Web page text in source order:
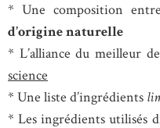
* Une composition entre
d’origine naturelle
* L’alliance du meilleur
science
* Une liste d’ingrédients
* Les ingrédients utilisés